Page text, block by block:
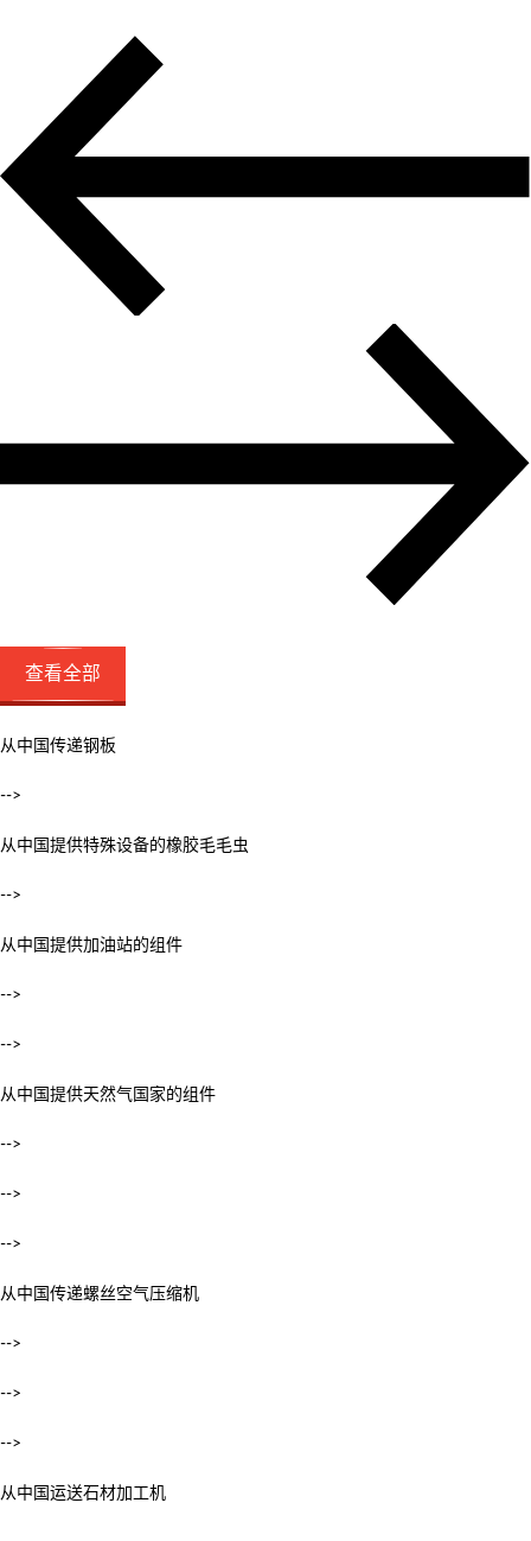
查看全部
从中国传递钢板
-->
从中国提供特殊设备的橡胶毛毛虫
-->
从中国提供加油站的组件
-->
-->
从中国提供天然气国家的组件
-->
-->
-->
从中国传递螺丝空气压缩机
-->
-->
-->
从中国运送石材加工机